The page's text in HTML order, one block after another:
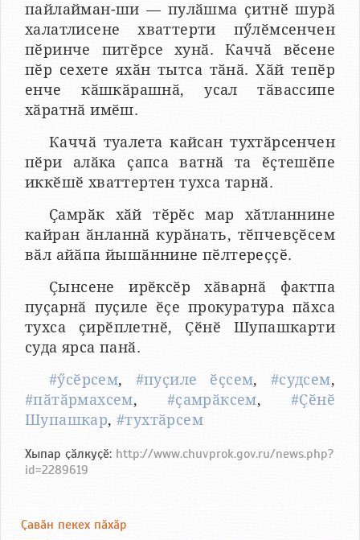
пайлайман-ши — пулӑшма ҫитнӗ шурӑ
халатлисене хваттерти пӳлӗмсенчен
пӗринче питӗрсе хунӑ. Каччӑ вӗсене
пӗр сехете яхӑн тытса тӑнӑ. Хӑй тепӗр
енче кӑшкӑрашнӑ, усал тӑвассипе
хӑратнӑ имӗш.
Каччӑ туалета кайсан тухтӑрсенчен
пӗри алӑка ҫапса ватнӑ та ӗҫтешӗпе
иккӗшӗ хваттертен тухса тарнӑ.
Ҫамрӑк хӑй тӗрӗс мар хӑтланнине
кайран ӑнланнӑ курӑнать, тӗпчевҫӗсем
вӑл айӑпа йышӑннине пӗлтереҫҫӗ.
Ҫынсене ирӗксӗр хӑварнӑ фактпа
пуҫарнӑ пуҫиле ӗҫе прокуратура пӑхса
тухса ҫирӗплетнӗ, Ҫӗнӗ Шупашкарти
суда ярса панӑ.
#ӳсӗрсем, #пуҫиле ӗҫсем, #судсем,
#пӑтӑрмахсем, #ҫамрӑксем, #Ҫӗнӗ
Шупашкар,#тухтӑрсем
Хыпар ҫӑлкуҫӗ: http://www.chuvprok.gov.ru/news.php?
id=2289619
Ҫавӑн пекех пӑхӑр